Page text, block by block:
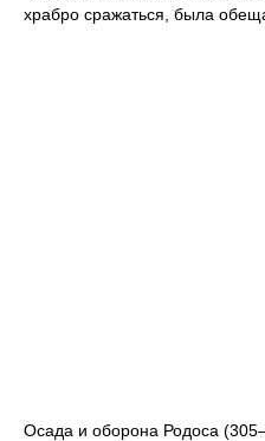
храбро сражаться, была
Осада и оборона Родоса